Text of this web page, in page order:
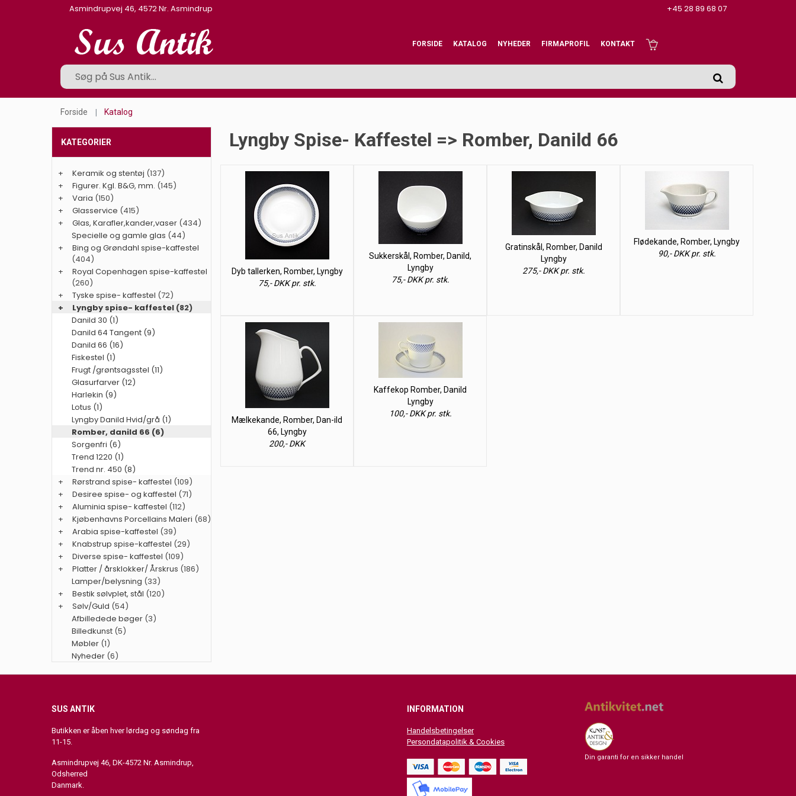
Asmindrupvej 46, 4572 Nr. Asmindrup +45 28 89 68 07
FORSIDE KATALOG NYHEDER FIRMAPROFIL KONTAKT
Forside Katalog
Lyngby Spise- Kaffestel => Romber, Danild 66
Dyb tallerken, Romber, Lyngby
75,- DKK pr. stk.
Sukkerskål, Romber, Danild,
Lyngby
75,- DKK pr. stk.
Gratinskål, Romber, Danild
Lyngby
275,- DKK pr. stk.
Flødekande, Romber, Lyngby
90,- DKK pr. stk.
Mælkekande, Romber, Dan-ild
66, Lyngby
200,- DKK
Kaffekop Romber, Danild
Lyngby
100,- DKK pr. stk.
KATEGORIER
+ Keramik og stentøj (137)
+
Figurer. Kgl. B&G, mm. (145)
+
Varia (150)
+
Glasservice (415)
+
Glas, Karafler,kander,vaser (434)
Specielle og gamle glas (44)
+
Bing og Grøndahl spise-kaffestel
(404)
+
Royal Copenhagen spise-kaffestel
(260)
+
Tyske spise- kaffestel (72)
+
Lyngby spise- kaffestel (82)
Danild 30 (1)
Danild 64 Tangent (9)
Danild 66 (16)
Fiskestel (1)
Frugt /grøntsagsstel (11)
Glasurfarver (12)
Harlekin (9)
Lotus (1)
Lyngby Danild Hvid/grå (1)
Romber, danild 66 (6)
Sorgenfri (6)
Trend 1220 (1)
Trend nr. 450 (8)
+
Rørstrand spise- kaffestel (109)
+
Desiree spise- og kaffestel (71)
+
Aluminia spise- kaffestel (112)
+
Kjøbenhavns Porcellains Maleri (68)
+
Arabia spise-kaffestel (39)
+
Knabstrup spise-kaffestel (29)
+
Diverse spise- kaffestel (109)
+
Platter / årsklokker/ Årskrus (186)
Lamper/belysning (33)
+
Bestik sølvplet, stål (120)
+
Sølv/Guld (54)
Afbilledede bøger (3)
Billedkunst (5)
Møbler (1)
Nyheder (6)
SUS ANTIK
Butikken er åben hver lørdag og søndag fra
11-15.
Asmindrupvej 46, DK-4572 Nr. Asmindrup,
Odsherred
Danmark.
INFORMATION
Handelsbetingelser
Persondatapolitik & Cookies
Din garanti for en sikker handel